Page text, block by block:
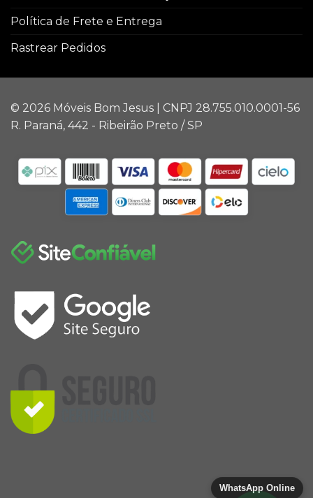
Política de Frete e Entrega
Rastrear Pedidos
© 2026 Móveis Bom Jesus | CNPJ 28.755.010.0001-56
R. Paraná, 442 - Ribeirão Preto / SP
WhatsApp Online